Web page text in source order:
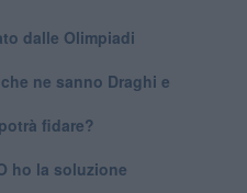
dalle Olimpiadi
ne sanno Draghi e
fidare?
ho la soluzione